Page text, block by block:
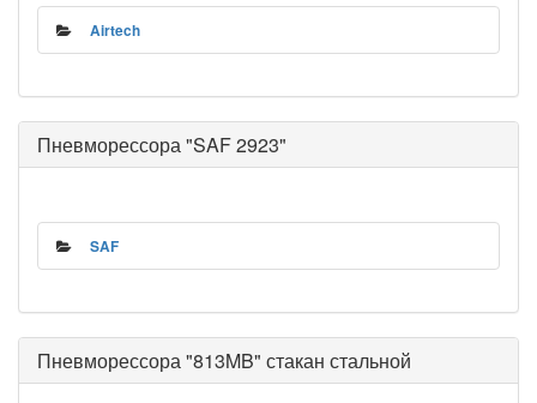
Airtech
Пневморессора "SAF 2923"
SAF
Пневморессора "813MB" стакан стальной